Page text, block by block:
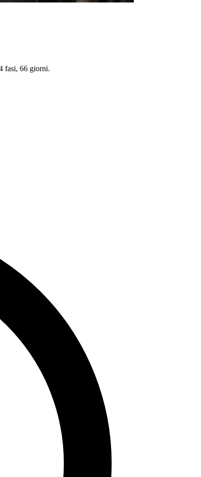
fasi, 66 giorni.